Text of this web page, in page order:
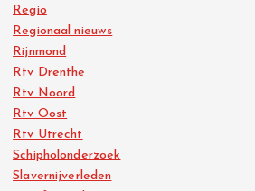
Regio
Regionaal nieuws
Rijnmond
Rtv Drenthe
Rtv Noord
Rtv Oost
Rtv Utrecht
Schipholonderzoek
Slavernijverleden